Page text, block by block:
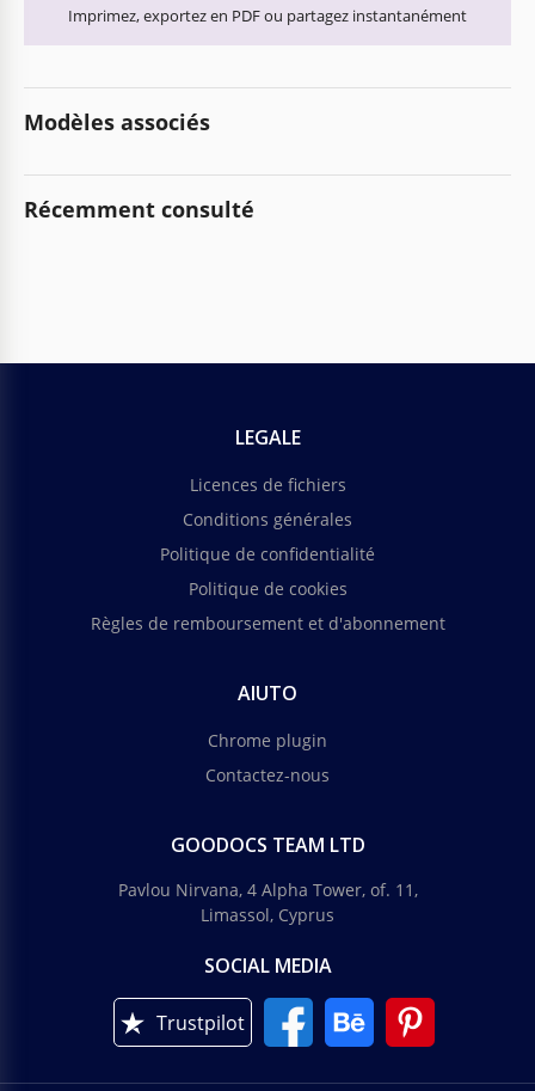
Imprimez, exportez en PDF ou partagez instantanément
Modèles associés
Récemment consulté
LEGALE
Licences de fichiers
Conditions générales
Politique de confidentialité
Politique de cookies
Règles de remboursement et d'abonnement
AIUTO
Chrome plugin
Contactez-nous
GOODOCS TEAM LTD
Pavlou Nirvana, 4 Alpha Tower, of. 11,
Limassol, Cyprus
SOCIAL MEDIA
Trustpilot